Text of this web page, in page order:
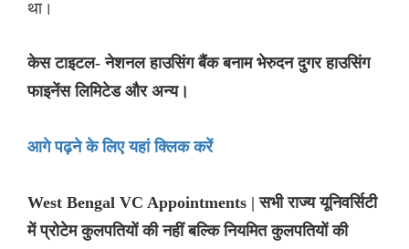
था।
केस टाइटल- नेशनल हाउसिंग बैंक बनाम भेरुदन दुगर हाउसिंग
फाइनेंस लिमिटेड और अन्य।
आगे पढ़ने के लिए यहां क्लिक करें
West Bengal VC Appointments | सभी राज्य यूनिवर्सिटी
में प्रोटेम कुलपतियों की नहीं बल्कि नियमित कुलपतियों की